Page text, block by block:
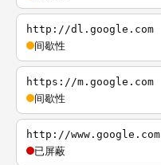
http://dl.google.com
间歇性
https://m.google.com
间歇性
http://www.google.com
已屏蔽